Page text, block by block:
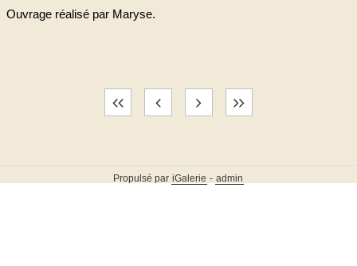
Ouvrage réalisé par Maryse.
Propulsé par iGalerie - admin